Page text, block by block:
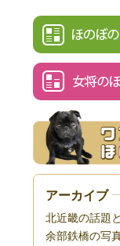
アーカイブ
北近畿の話題
余部鉄橋の写